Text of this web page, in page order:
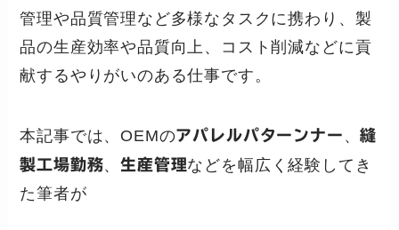
管理や品質管理など多様なタスクに携わり、製
品の生産効率や品質向上、コスト削減などに貢
献するやりがいのある仕事です。
本記事では、OEMのアパレルパターンナー 、縫
製工場勤務、生産管理などを幅広く経験してき
た筆者が